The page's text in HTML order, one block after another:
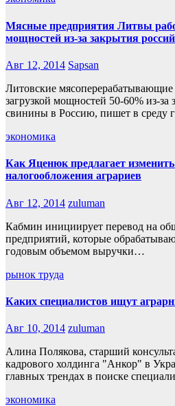
Мясные предприятия Литвы
мощностей из-за закрытия
Авг 12, 2014 Sapsan
Литовские мясоперерабатывающие
загрузкой мощностей 50-60% из-за
свинины в Россию, пишет в среду
экономика
Как Яценюк предлагает
налогообложения аграриев
Авг 12, 2014 zuluman
Кабмин инициирует перевод на
предприятий, которые
годовым объемом выручки…
рынок труда
Каких специалистов ищут
Авг 10, 2014 zuluman
Алина Полякова, старший
кадрового холдинга "Анкор" в
главных трендах в поиске
экономика